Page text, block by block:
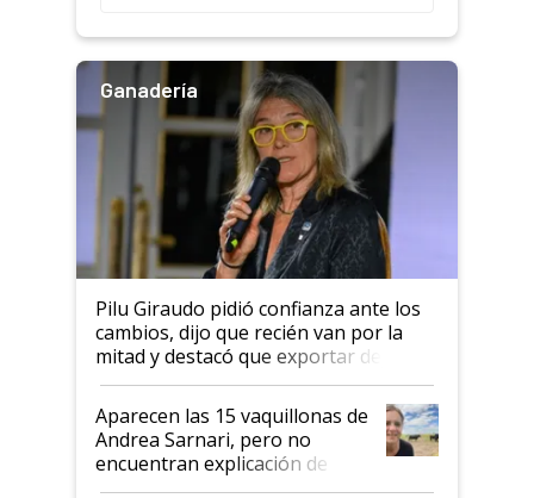
Ganadería
Pilu Giraudo pidió confianza ante los
cambios, dijo que recién van por la
mitad y destacó que exportar dejó de
ser "para unos pocos": "Tenemos un
mandato muy claro del gobierno
nacional"
Aparecen las 15 vaquillonas de
Andrea Sarnari, pero no
encuentran explicación de
cómo llegaron allí